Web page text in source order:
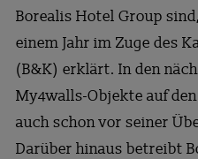
Borealis Hotel Group
einem Jahr im Zuge des
(B&K) erklärt. In den
My4walls-Objekte auf
auch schon vor seiner
Darüber hinaus betreibt